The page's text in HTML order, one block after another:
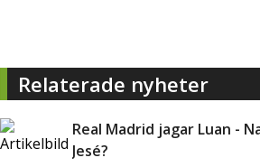
Relaterade nyheter
Real Madrid jagar Luan -
Jesé?